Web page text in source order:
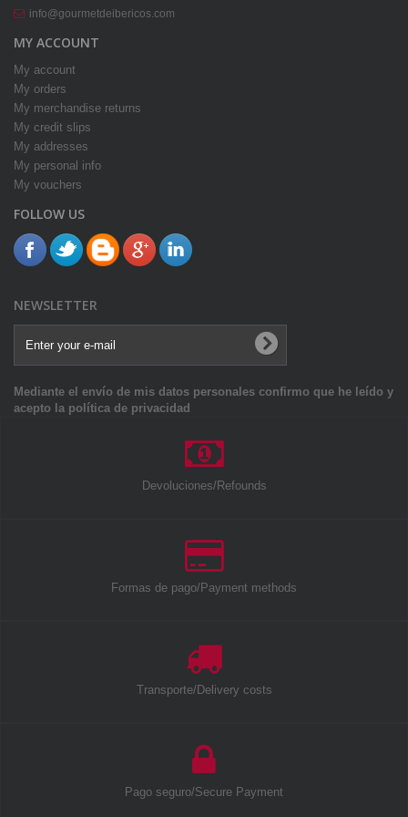
info@gourmetdeibericos.com
MY ACCOUNT
My account
My orders
My merchandise returns
My credit slips
My addresses
My personal info
My vouchers
FOLLOW US
NEWSLETTER
Mediante el envío de mis datos personales confirmo que he leído y
acepto la política de privacidad
Devoluciones/Refounds
Formas de pago/Payment methods
Transporte/Delivery costs
Pago seguro/Secure Payment